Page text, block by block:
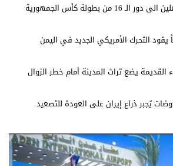
من بطولة كأس الجمهورية
يضع تراث المدينة أمام خطر الزوال
يُجبر ذراع إيران على العودة للتصعيد